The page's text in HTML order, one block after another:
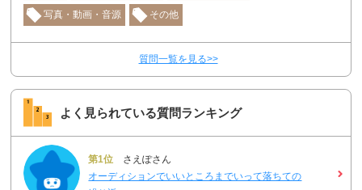
写真・動画・音源 その他
質問一覧を見る>>
よく見られている質問ランキング
第1位 さえぽさん
オーディションでいいところまでいって落ちての